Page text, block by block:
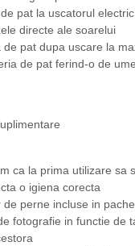
pat la uscatorul
directe ale soarelui
de pat dupa uscare la
de pat ferind-o de
ca la prima utilizare sa
o igiena corecta
de perne incluse in
fotografie in functie de